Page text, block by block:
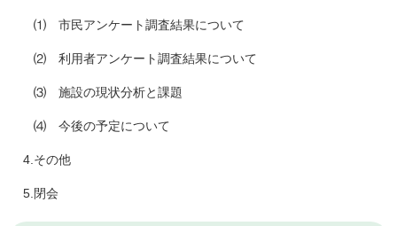
⑴ 市民アンケート調査結果について
⑵ 利用者アンケート調査結果について
⑶ 施設の現状分析と課題
⑷ 今後の予定について
4.その他
5.閉会